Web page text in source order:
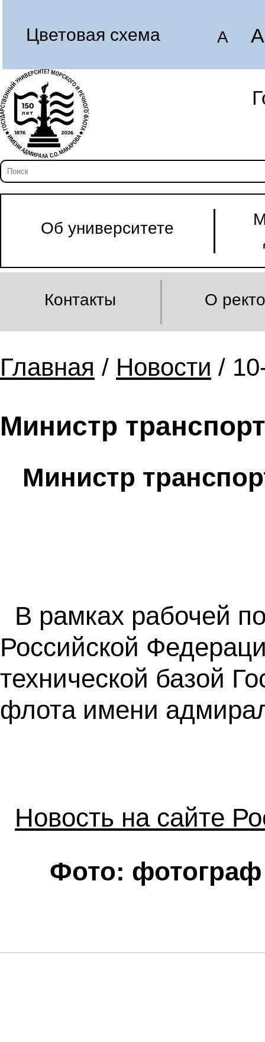
Цветовая схема A A
Об университете
Контакты О
Главная / Новости /
Министр
Министр
В рамках рабочей
Российской
технической базой
флота имени
Новость на сайте
Фото: фотограф